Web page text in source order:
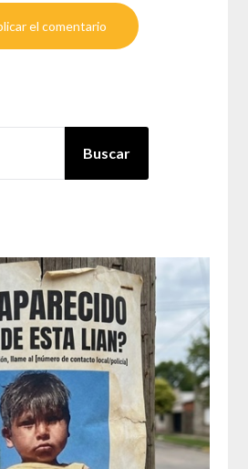
Buscar